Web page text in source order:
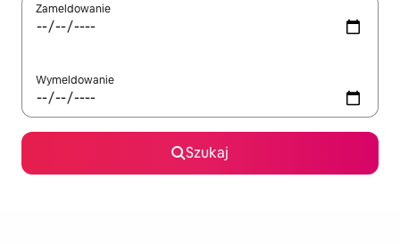
Zameldowanie
Wymeldowanie
Szukaj